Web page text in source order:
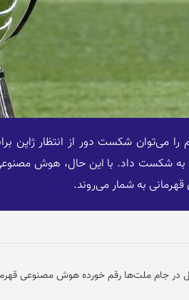
را می‌توان شکست دور از انتظار ژاپن
به شکست داد. با این حال، هوش
به شمار می‌روند.
در جام ملت‌ها رقم خورده هوش مصنوعی